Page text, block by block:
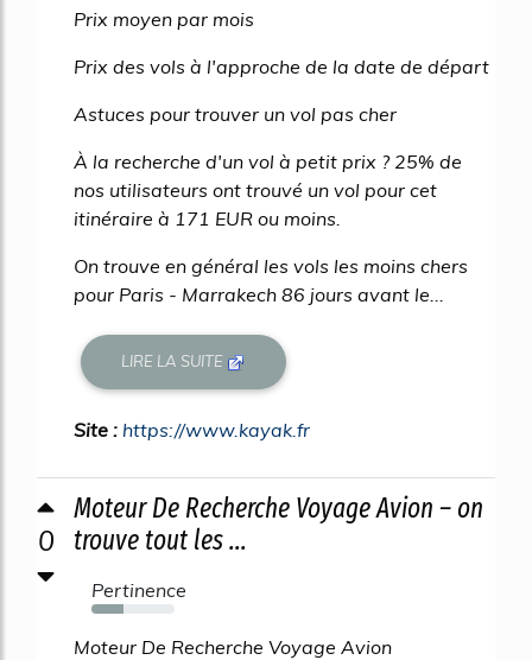
Prix moyen par mois
Prix des vols à l'approche de la date de départ
Astuces pour trouver un vol pas cher
À la recherche d'un vol à petit prix ? 25% de
nos utilisateurs ont trouvé un vol pour cet
itinéraire à 171 EUR ou moins.
On trouve en général les vols les moins chers
pour Paris - Marrakech 86 jours avant le...
LIRE LA SUITE
Site : https://www.kayak.fr
0
Moteur De Recherche Voyage Avion – on
trouve tout les ...
Pertinence
39%
Moteur De Recherche Voyage Avion